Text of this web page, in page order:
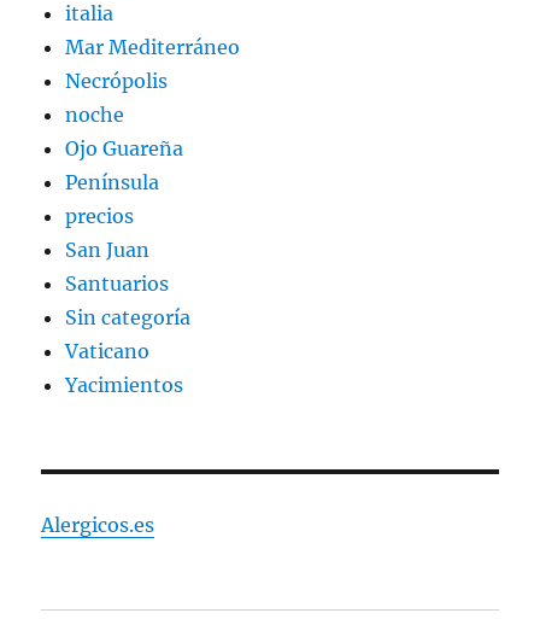
italia
Mar Mediterráneo
Necrópolis
noche
Ojo Guareña
Península
precios
San Juan
Santuarios
Sin categoría
Vaticano
Yacimientos
Alergicos.es